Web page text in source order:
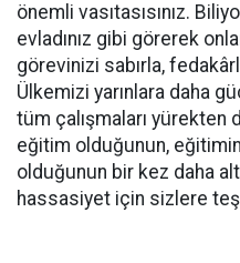
önemli vasıtasısınız.
evladınız gibi görerek
görevinizi sabırla,
Ülkemizi yarınlara daha
tüm çalışmaları yürekten
eğitim olduğunun,
olduğunun bir kez daha
hassasiyet için sizlere